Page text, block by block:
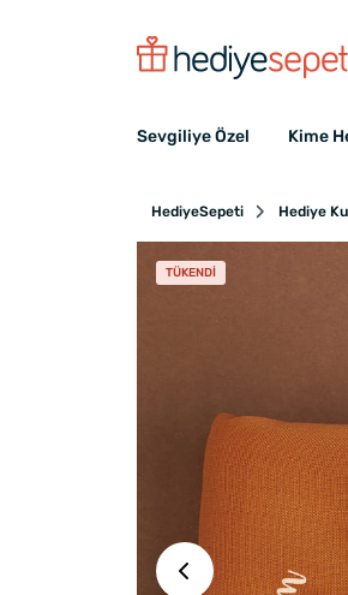
Sevgiliye Özel Kime
HediyeSepeti Hediye
TÜKENDI